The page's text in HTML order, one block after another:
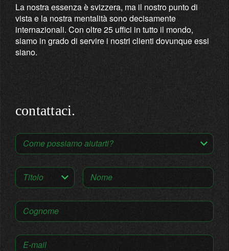
La nostra essenza è svizzera, ma il nostro punto di
vista e la nostra mentalità sono decisamente
internazionali. Con oltre 25 uffici in tutto il mondo,
siamo in grado di servire i nostri clienti dovunque essi
siano.
contattaci.
Come possiamo aiutarti?
Titolo Nome
Cognome
E-mail